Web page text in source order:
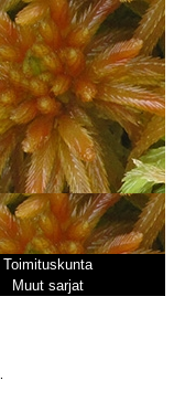
Toimituskunta
Muut sarjat